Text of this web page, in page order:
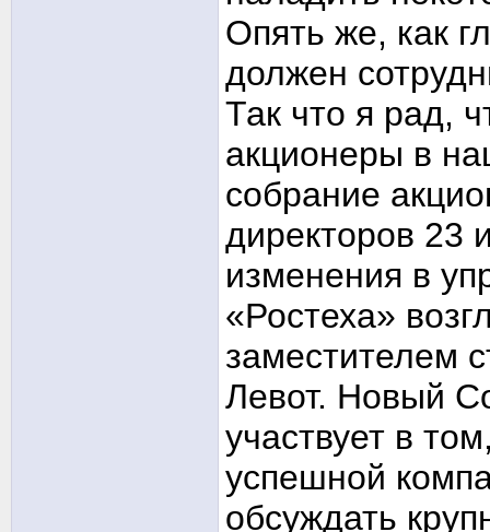
Опять же, как
должен
Так что я рад,
акционеры в
собрание
директоров 23
изменения в
«Ростеха»
заместителем
Левот. Новый
участвует в
успешной
обсуждать